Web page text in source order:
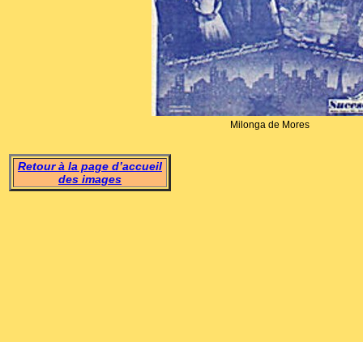
Milonga de Mores
Retour à la page d’accueil
des images